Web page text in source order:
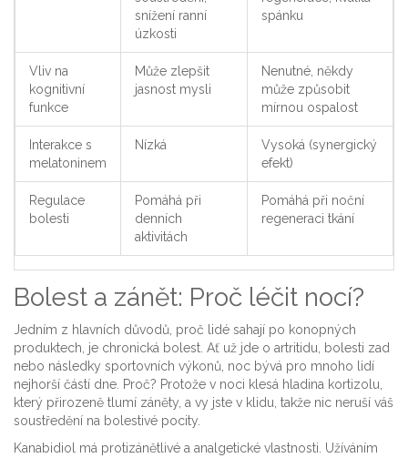
snížení ranní
úzkosti
spánku
Vliv na
kognitivní
funkce
Může zlepšit
jasnost mysli
Nenutné, někdy
může způsobit
mírnou ospalost
Interakce s
melatoninem
Nízká
Vysoká (synergický
efekt)
Regulace
bolesti
Pomáhá při
denních
aktivitách
Pomáhá při noční
regeneraci tkání
Bolest a zánět: Proč léčit nocí?
Jedním z hlavních důvodů, proč lidé sahají po konopných
produktech, je chronická bolest. Ať už jde o artritidu, bolesti zad
nebo následky sportovních výkonů, noc bývá pro mnoho lidí
nejhorší částí dne. Proč? Protože v noci klesá hladina kortizolu,
který přirozeně tlumí záněty, a vy jste v klidu, takže nic neruší váš
soustředění na bolestivé pocity.
Kanabidiol
má protizánětlivé a analgetické vlastnosti . Užíváním